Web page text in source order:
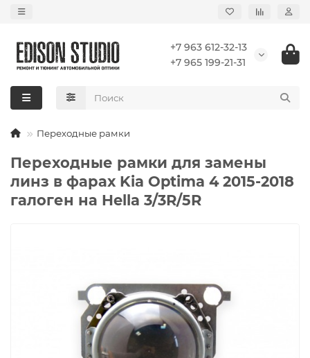
+7 963 612-32-13
+7 965 199-21-31
Переходные рамки
Переходные рамки для замены
линз в фарах Kia Optima 4 2015-2018
галоген на Hella 3/3R/5R